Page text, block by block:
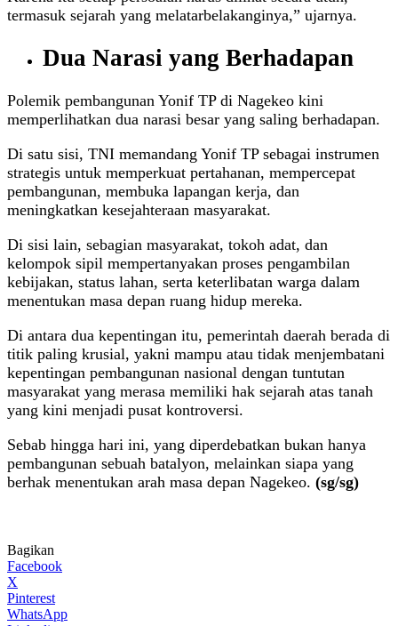
termasuk sejarah yang melatarbelakanginya,” ujarnya.
Dua Narasi yang Berhadapan
Polemik pembangunan Yonif TP di Nagekeo kini
memperlihatkan dua narasi besar yang saling berhadapan.
Di satu sisi, TNI memandang Yonif TP sebagai instrumen
strategis untuk memperkuat pertahanan, mempercepat
pembangunan, membuka lapangan kerja, dan
meningkatkan kesejahteraan masyarakat.
Di sisi lain, sebagian masyarakat, tokoh adat, dan
kelompok sipil mempertanyakan proses pengambilan
kebijakan, status lahan, serta keterlibatan warga dalam
menentukan masa depan ruang hidup mereka.
Di antara dua kepentingan itu, pemerintah daerah berada di
titik paling krusial, yakni mampu atau tidak menjembatani
kepentingan pembangunan nasional dengan tuntutan
masyarakat yang merasa memiliki hak sejarah atas tanah
yang kini menjadi pusat kontroversi.
Sebab hingga hari ini, yang diperdebatkan bukan hanya
pembangunan sebuah batalyon, melainkan siapa yang
berhak menentukan arah masa depan Nagekeo. (sg/sg)
Bagikan
Facebook
X
Pinterest
WhatsApp